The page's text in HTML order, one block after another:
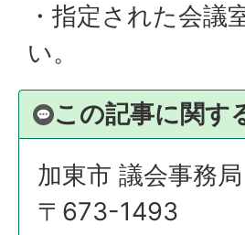
・指定された会
い。
この記事に関す
加東市 議会事務局
〒673-1493